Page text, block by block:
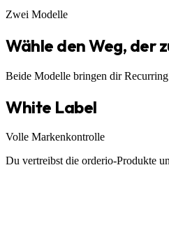
Zwei Modelle
Wähle den Weg, der
Beide Modelle bringen dir
White Label
Volle Markenkontrolle
Du vertreibst die orderio-Produkte